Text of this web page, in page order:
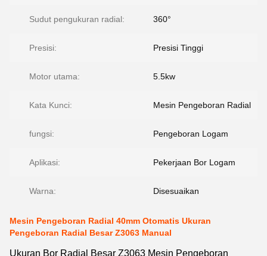
Sudut pengukuran radial: 360°
Presisi: Presisi Tinggi
Motor utama: 5.5kw
Kata Kunci: Mesin Pengeboran Radial
fungsi: Pengeboran Logam
Aplikasi: Pekerjaan Bor Logam
Warna: Disesuaikan
Mesin Pengeboran Radial 40mm Otomatis Ukuran
Pengeboran Radial Besar Z3063 Manual
Ukuran Bor Radial Besar Z3063 Mesin Pengeboran